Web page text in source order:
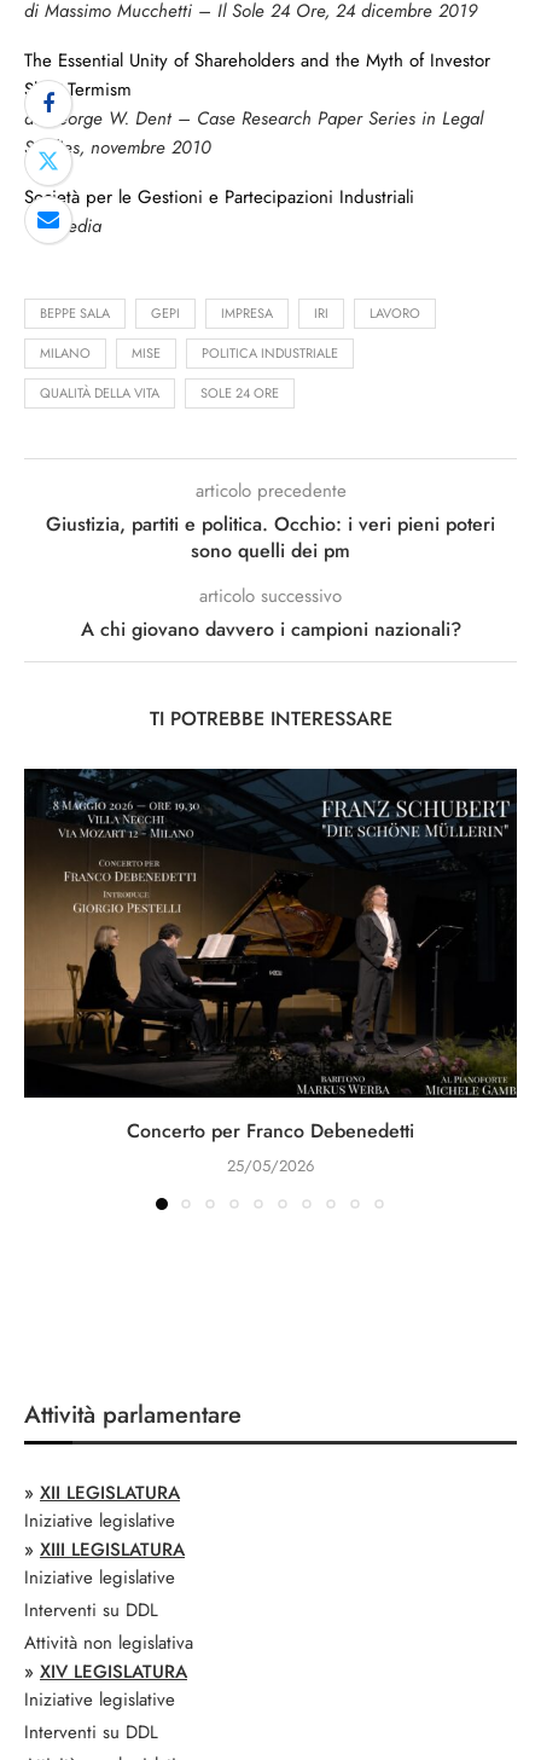
di Massimo Mucchetti – Il Sole 24 Ore, 24 dicembre 2019
The Essential Unity of Shareholders and the Myth of Investor
Short-Termism
di George W. Dent – Case Research Paper Series in Legal
Studies, novembre 2010
Società per le Gestioni e Partecipazioni Industriali
Wikipedia
BEPPE SALA GEPI IMPRESA IRI LAVORO
MILANO MISE POLITICA INDUSTRIALE
QUALITÀ DELLA VITA SOLE 24 ORE
articolo precedente
Giustizia, partiti e politica. Occhio: i veri pieni poteri
sono quelli dei pm
articolo successivo
A chi giovano davvero i campioni nazionali?
TI POTREBBE INTERESSARE
Concerto per Franco Debenedetti
25/05/2026
Attività parlamentare
» XII LEGISLATURA
Iniziative legislative
» XIII LEGISLATURA
Iniziative legislative
Interventi su DDL
Attività non legislativa
» XIV LEGISLATURA
Iniziative legislative
Interventi su DDL